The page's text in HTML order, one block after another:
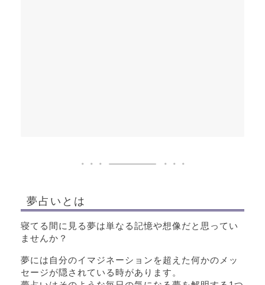
夢占いとは
寝てる間に見る夢は単なる記憶や想像だと思ってい
ませんか？
夢には自分のイマジネーションを超えた何かのメッ
セージが隠されている時があります。